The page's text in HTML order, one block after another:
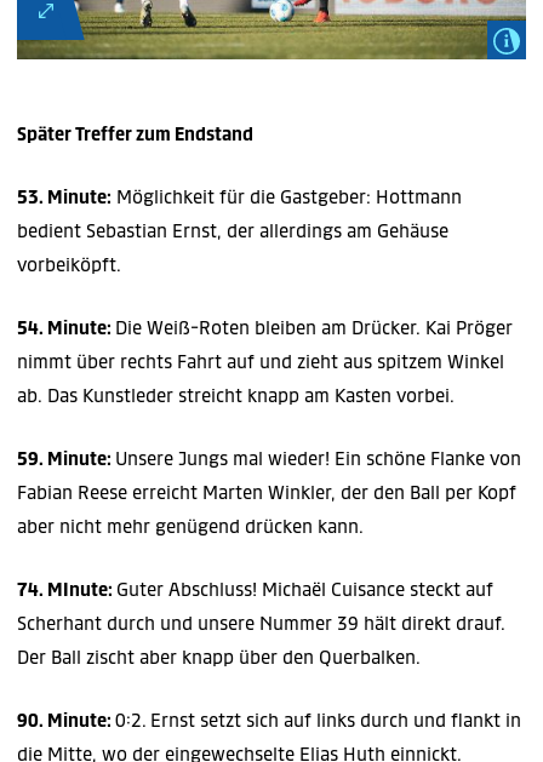
Später Treffer zum Endstand
53. Minute: Möglichkeit für die Gastgeber: Hottmann
bedient Sebastian Ernst, der allerdings am Gehäuse
vorbeiköpft.
54. Minute: Die Weiß-Roten bleiben am Drücker. Kai Pröger
nimmt über rechts Fahrt auf und zieht aus spitzem Winkel
ab. Das Kunstleder streicht knapp am Kasten vorbei.
59. Minute: Unsere Jungs mal wieder! Ein schöne Flanke von
Fabian Reese erreicht Marten Winkler, der den Ball per Kopf
aber nicht mehr genügend drücken kann.
74. MInute: Guter Abschluss! Michaël Cuisance steckt auf
Scherhant durch und unsere Nummer 39 hält direkt drauf.
Der Ball zischt aber knapp über den Querbalken.
90. Minute: 0:2. Ernst setzt sich auf links durch und flankt in
die Mitte, wo der eingewechselte Elias Huth einnickt.